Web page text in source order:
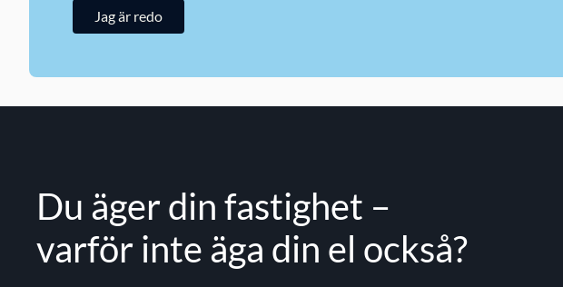
Jag är redo
Du äger din fastighet –
varför inte äga din el också?